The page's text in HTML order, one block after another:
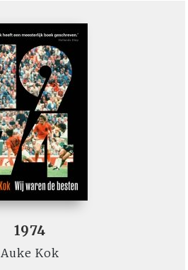
1974
Auke Kok